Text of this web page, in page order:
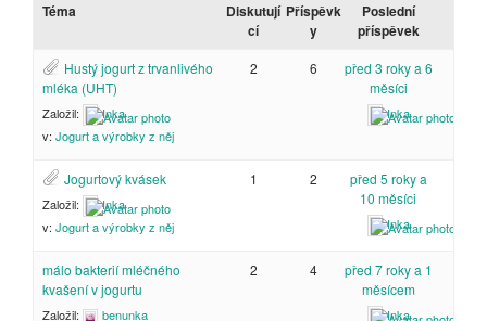
Téma
Diskutují
cí
Příspěvk
y
Poslední
příspěvek
Hustý jogurt z trvanlivého
mléka (UHT)
Založil:
Inka
v: Jogurt a výrobky z něj
2 6
před 3 roky a 6
měsíci
Inka
Jogurtový kvásek
Založil:
Inka
v: Jogurt a výrobky z něj
1 2
před 5 roky a
10 měsíci
Inka
málo bakterií mléčného
kvašení v jogurtu
Založil:
benunka
2 4
před 7 roky a 1
měsícem
Inka